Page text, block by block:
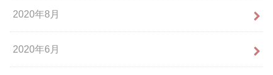
2020年8月
2020年6月